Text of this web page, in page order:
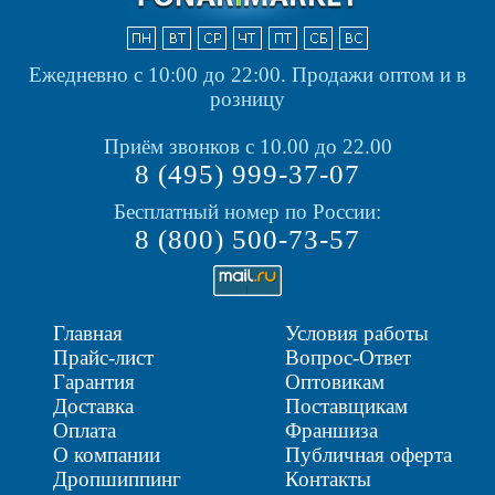
Ежедневно с 10:00 до 22:00. Продажи оптом и в
розницу
Приём звонков с 10.00 до 22.00
8 (495) 999-37-07
Бесплатный номер по России:
8 (800) 500-73-57
Главная
Прайс-лист
Гарантия
Доставка
Оплата
О компании
Дропшиппинг
Условия работы
Вопрос-Ответ
Оптовикам
Поставщикам
Франшиза
Публичная оферта
Контакты